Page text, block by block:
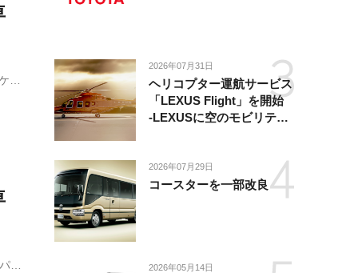
ー
ッ
2026年07月31日
ヘリコプター運航サービス
「LEXUS Flight」を開始
-LEXUSに空のモビリティ
2026年07月29日
コースターを一部改良
2026年05月14日